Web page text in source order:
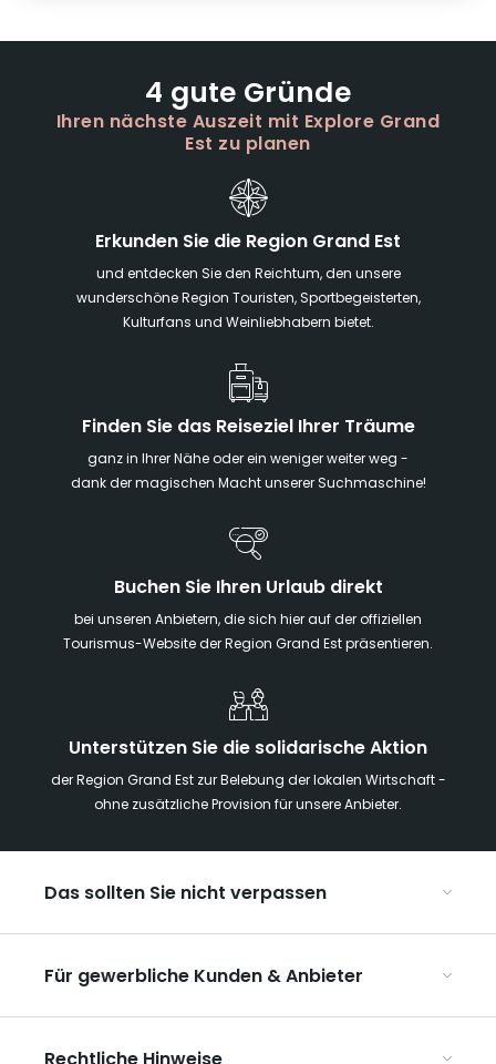
4 gute Gründe
Ihren nächste Auszeit mit Explore Grand
Est zu planen
Erkunden Sie die Region Grand Est
und entdecken Sie den Reichtum, den unsere
wunderschöne Region Touristen, Sportbegeisterten,
Kulturfans und Weinliebhabern bietet.
Finden Sie das Reiseziel Ihrer Träume
ganz in Ihrer Nähe oder ein weniger weiter weg -
dank der magischen Macht unserer Suchmaschine!
Buchen Sie Ihren Urlaub direkt
bei unseren Anbietern, die sich hier auf der offiziellen
Tourismus-Website der Region Grand Est präsentieren.
Unterstützen Sie die solidarische Aktion
der Region Grand Est zur Belebung der lokalen Wirtschaft -
ohne zusätzliche Provision für unsere Anbieter.
Das sollten Sie nicht verpassen
Die Weihnachtsmärkte im Grand Est
Ribeauvillé, zwischen Weinbergen und Bergen
Unsere UNESCO-Welterbestätten
Für gewerbliche Kunden & Anbieter